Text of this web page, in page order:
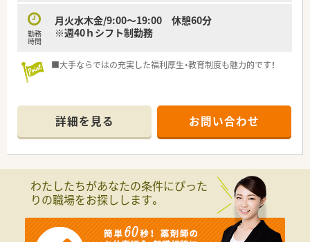
勤務
時間
月火水木金/9:00～19:00 休憩60分
※週40ｈシフト制勤務
■大手ならではの充実した福利厚生・教育制度も魅力的です！
詳細を見る お問い合わせ
わたしたちがあなたの条件にぴった
りの職場をお探しします。